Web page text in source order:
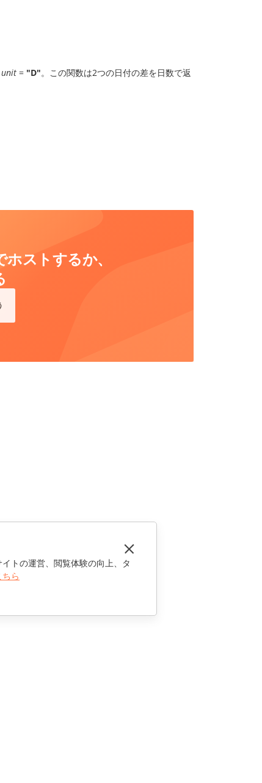
unit = "D"。この関数は2つの日付の差を日数で返
ストするか、
トの運営、閲覧体験の向上、タ
ら